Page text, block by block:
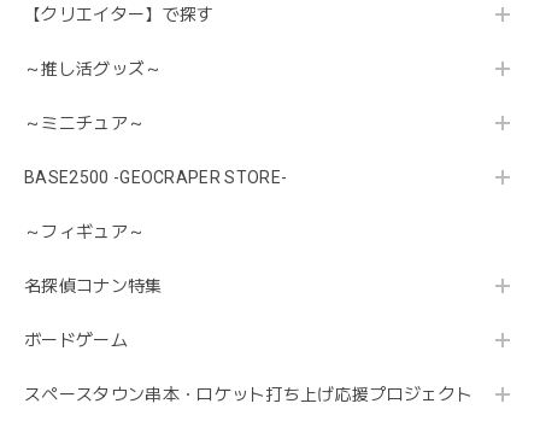
【クリエイター】で探す
～推し活グッズ～
～ミニチュア～
BASE2500 -GEOCRAPER STORE-
～フィギュア～
名探偵コナン特集
ボードゲーム
スペースタウン串本・ロケット打ち上げ応援プロジェクト